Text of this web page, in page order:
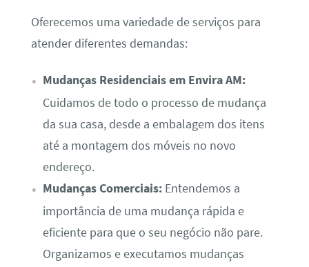
Oferecemos uma variedade de serviços para
atender diferentes demandas:
Mudanças Residenciais em Envira AM:
Cuidamos de todo o processo de mudança
da sua casa, desde a embalagem dos itens
até a montagem dos móveis no novo
endereço.
Mudanças Comerciais:Entendemos a
importância de uma mudança rápida e
eficiente para que o seu negócio não pare.
Organizamos e executamos mudanças